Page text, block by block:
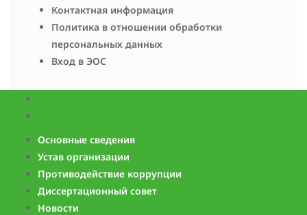
Контактная информация
Политика в отношении обработки
персональных данных
Вход в ЭОС
Основные сведения
Устав организации
Противодействие коррупции
Диссертационный совет
Новости